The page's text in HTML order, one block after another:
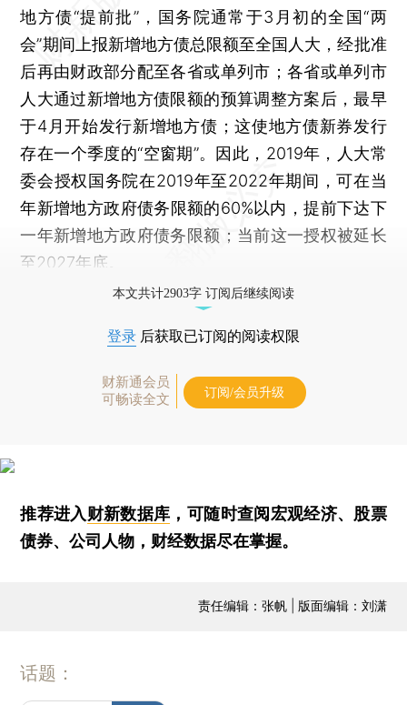
地方债“提前批”，国务院通常于3月初的全国“两
会”期间上报新增地方债总限额至全国人大，经批准
后再由财政部分配至各省或单列市；各省或单列市
人大通过新增地方债限额的预算调整方案后，最早
于4月开始发行新增地方债；这使地方债新券发行
存在一个季度的“空窗期”。因此，2019年，人大常
委会授权国务院在2019年至2022年期间，可在当
年新增地方政府债务限额的60%以内，提前下达下
一年新增地方政府债务限额；当前这一授权被延长
至2027年底。
本文共计2903字 订阅后继续阅读
登录 后获取已订阅的阅读权限
财新通会员
可畅读全文
订阅/会员升级
推荐进入财新数据库 ，可随时查阅宏观经济、股票
债券、公司人物，财经数据尽在掌握。
责任编辑：张帆 | 版面编辑：刘潇
话题：